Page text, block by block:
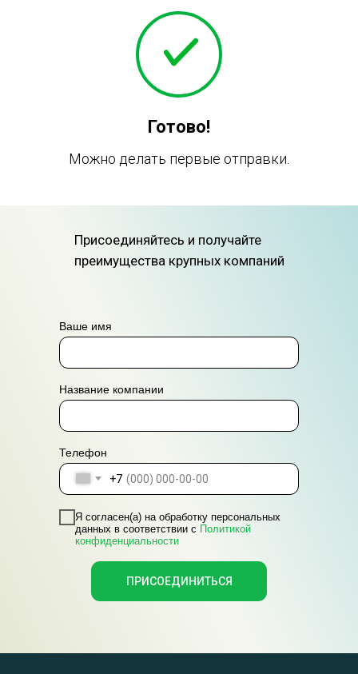
Готово!
Можно делать первые отправки.
Присоединяйтесь и получайте
преимущества крупных компаний
Ваше имя
Название компании
Телефон
+7
Я согласен(а) на обработку персональных
данных в соответствии с Политикой
конфиденциальности
ПРИСОЕДИНИТЬСЯ